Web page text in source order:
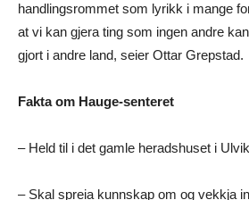
handlingsrommet som lyrikk i mange
at vi kan gjera ting som ingen andre
gjort i andre land, seier Ottar Grepstad.
Fakta om Hauge-senteret
– Held til i det gamle heradshuset i Ulvik
– Skal spreia kunnskap om og vekkja